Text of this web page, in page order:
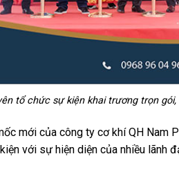
tổ chức sự kiện khai trương trọn
mới của công ty cơ khí QH Nam
với sự hiện diện của nhiều lãnh